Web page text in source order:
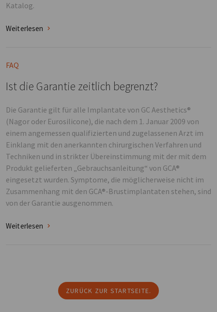
Katalog.
Weiterlesen
FAQ
Ist die Garantie zeitlich begrenzt?
Die Garantie gilt für alle Implantate von GC Aesthetics®
(Nagor oder Eurosilicone), die nach dem 1. Januar 2009 von
einem angemessen qualifizierten und zugelassenen Arzt im
Einklang mit den anerkannten chirurgischen Verfahren und
Techniken und in strikter Übereinstimmung mit der mit dem
Produkt gelieferten „Gebrauchsanleitung“ von GCA®
eingesetzt wurden. Symptome, die möglicherweise nicht im
Zusammenhang mit den GCA®-Brustimplantaten stehen, sind
von der Garantie ausgenommen.
Weiterlesen
ZURÜCK ZUR STARTSEITE.